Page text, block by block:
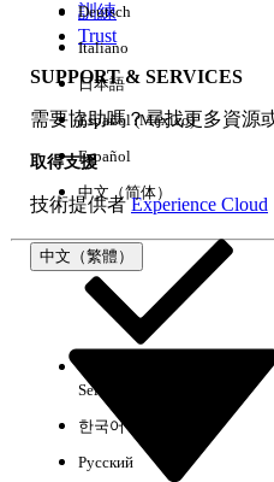
訓練
Trust
SUPPORT & SERVICES
需要協助嗎？尋找更多資源
取得支援
技術提供者Experience Cloud
中文（繁體）
Deutsch
Italiano
日本語
Español (México)
Español
中文（简体）
Select Org
한국어
Русский